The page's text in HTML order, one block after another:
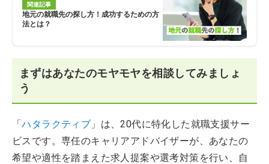
関連記事
地元の就職先の探し方！成功するための方
法とは？
まずはあなたのモヤモヤを相談してみましょ
う
「ハタラクティブ 」は、20代に特化した就職支援サー
ビスです。専任のキャリアアドバイザーが、あなたの
希望や適性を踏まえた求人提案や選考対策を行い、自